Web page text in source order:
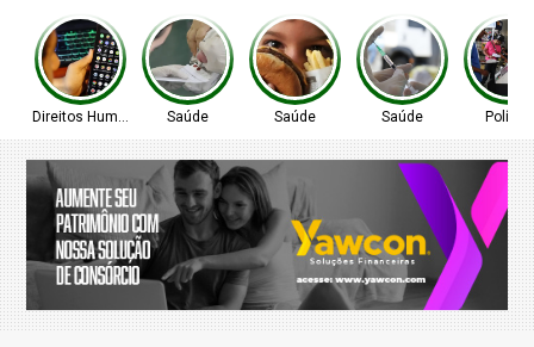
Direitos Humanos Saúde Saúde Saúde Política